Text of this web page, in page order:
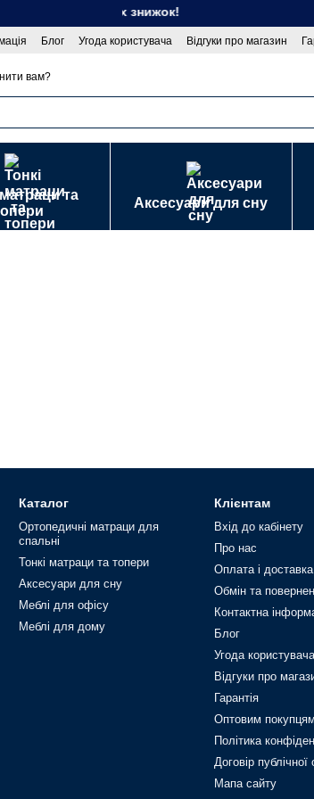
Сезон спекотних знижок!
Блог Угода користувача Відгуки про магазин
вам?
та
Аксесуари для сну
Каталог
Ортопедичні матраци для
спальні
Тонкі матраци та топери
Аксесуари для сну
Меблі для офісу
Меблі для дому
Клієнтам
Вхід до кабінету
Про нас
Оплата і доставка
Обмін та
Контактна
Блог
Угода користувача
Відгуки про
Гарантія
Оптовим
Політика
Договір
Мапа сайту